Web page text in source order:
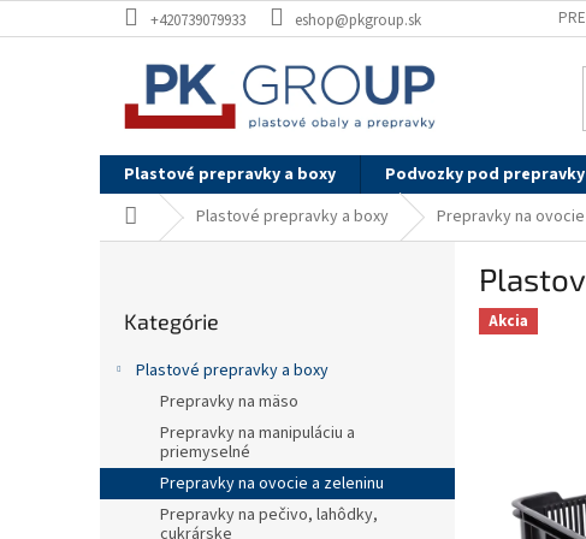
na
+420739079933 eshop@pkgroup.sk
Plastové prepravky a boxy Podvozky pod prepravky
DomovPlastové prepravky a boxy Prepravky na
e
l
kategórie
Kategórie
Plastové prepravky a boxy
Prepravky na mäso
Prepravky na manipuláciu a
priemyselné
Prepravky na ovocie a zeleninu
Prepravky na pečivo, lahôdky,
cukrárske
Akcia